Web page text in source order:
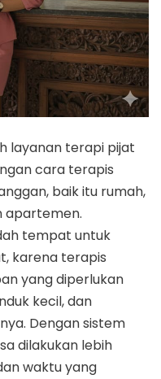
layanan terapi pijat
cara terapis
baik itu rumah,
apartemen.
tempat untuk
karena terapis
yang diperlukan
kecil, dan
Dengan sistem
dilakukan lebih
waktu yang